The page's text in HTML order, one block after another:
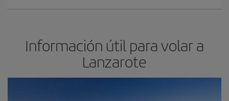
Información útil para volar a
Lanzarote